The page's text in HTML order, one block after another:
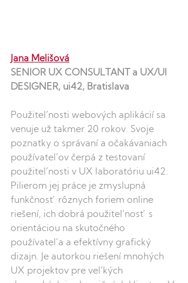
Jana Melišová
SENIOR UX CONSULTANT a UX/UI
DESIGNER, ui42, Bratislava
Použiteľnosti webových aplikácií sa
venuje už takmer 20 rokov. Svoje
poznatky o správaní a očakávaniach
používateľov čerpá z testovaní
použiteľnosti v UX laboratóriu ui42.
Pilierom jej práce je zmyslupná
funkčnosť rôznych foriem online
riešení, ich dobrá použiteľnosť s
orientáciou na skutočného
používateľa a efektívny grafický
dizajn. Je autorkou riešení mnohých
UX projektov pre veľkých